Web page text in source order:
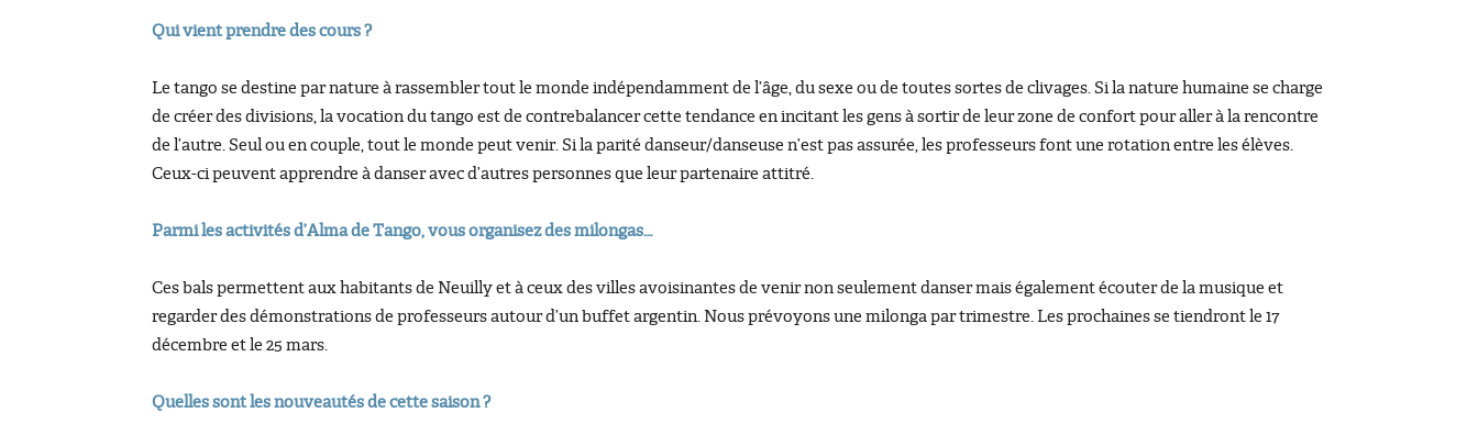
Qui vient prendre des cours ?
Le tango se destine par nature à rassembler tout le monde indépendamment de l’âge, du sexe ou de toutes sortes de clivages. Si la nature humaine se charge
de créer des divisions, la vocation du tango est de contrebalancer cette tendance en incitant les gens à sortir de leur zone de confort pour aller à la rencontre
de l’autre. Seul ou en couple, tout le monde peut venir. Si la parité danseur/danseuse n’est pas assurée, les professeurs font une rotation entre les élèves.
Ceux-ci peuvent apprendre à danser avec d’autres personnes que leur partenaire attitré.
Parmi les activités d’Alma de Tango, vous organisez des milongas…
Ces bals permettent aux habitants de Neuilly et à ceux des villes avoisinantes de venir non seulement danser mais également écouter de la musique et
regarder des démonstrations de professeurs autour d’un buffet argentin. Nous prévoyons une milonga par trimestre. Les prochaines se tiendront le 17
décembre et le 25 mars.
Quelles sont les nouveautés de cette saison ?